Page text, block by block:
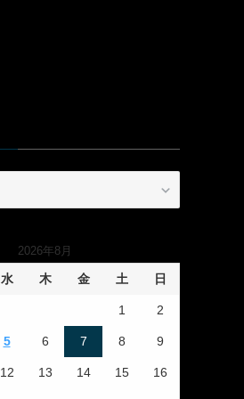
2026年8月
水 木 金 土 日
1 2
5 6 7 8 9
12 13 14 15 16